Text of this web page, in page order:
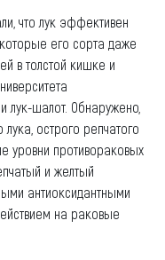
что лук эффективен
его сорта даже
в толстой кишке и
лук-шалот. Обнаружено,
острого репчатого
уровни противораковых
и желтый
антиоксидантными
на раковые